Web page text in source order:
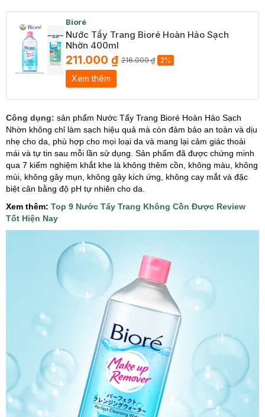
Bioré
Nước Tẩy Trang Bioré Hoàn Hảo Sạch
Nhờn 400ml
211.000 ₫ 216.000 ₫ 2%
Xem thêm
Công dụng: sản phẩm Nước Tẩy Trang Bioré Hoàn Hảo Sạch
Nhờn không chỉ làm sạch hiệu quả mà còn đảm bảo an toàn và dịu
nhẹ cho da, phù hợp cho mọi loại da và mang lại cảm giác thoải
mái và tự tin sau mỗi lần sử dụng. Sản phẩm đã được chứng minh
qua 7 kiểm nghiệm khắt khe là không thêm cồn, không màu, không
mùi, không gây mụn, không gây kích ứng, không cay mắt và đặc
biệt cân bằng độ pH tự nhiên cho da.
Xem thêm: Top 9 Nước Tẩy Trang Không Cồn Được Review
Tốt Hiện Nay